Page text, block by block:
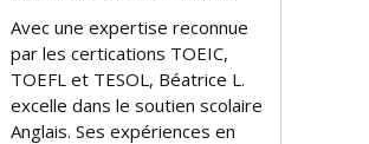
Avec une expertise reconnue
par les certifications TOEIC,
TOEFL et TESOL, Béatrice L.
excelle dans le soutien scolaire
Anglais. Ses expériences en